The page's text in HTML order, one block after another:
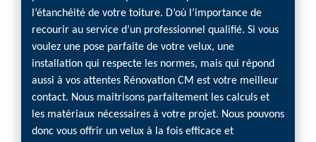
l’étanchéité de votre toiture. D’où l’importance de
recourir au service d’un professionnel qualifié. Si vous
voulez une pose parfaite de votre velux, une
installation qui respecte les normes, mais qui répond
aussi à vos attentes Rénovation CM est votre meilleur
contact. Nous maitrisons parfaitement les calculs et
les matériaux nécessaires à votre projet. Nous pouvons
donc vous offrir un velux à la fois efficace et